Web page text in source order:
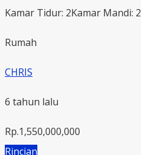
Kamar Tidur: 2Kamar Mandi: 2
Rumah
CHRIS
6 tahun lalu
Rp.1,550,000,000
Rincian